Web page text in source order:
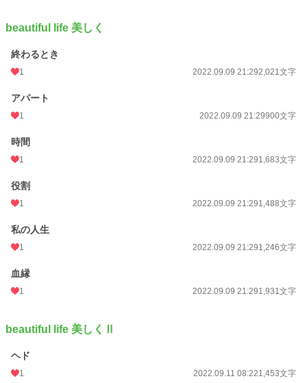
beautiful life 美しく
終わるとき
1 2022.09.09 21:292,021文字
アパート
1 2022.09.09 21:29900文字
時間
1 2022.09.09 21:291,683文字
役割
1 2022.09.09 21:291,488文字
私の人生
1 2022.09.09 21:291,246文字
血縁
1 2022.09.09 21:291,931文字
beautiful life 美しくⅡ
ヘド
1 2022.09.11 08:221,453文字